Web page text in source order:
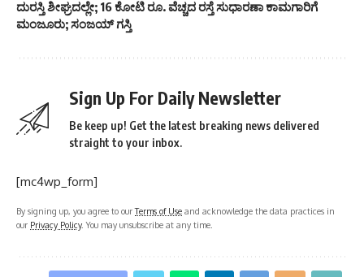
ದುರಸ್ತಿ ಶೀಘ್ರದಲ್ಲೇ; 16 ಕೋಟಿ ರೂ. ವೆಚ್ಚದ ರಸ್ತೆ ಸುಧಾರಣಾ ಕಾಮಗಾರಿಗೆ
ಮಂಜೂರು; ಸಂಜಯ್ ಗಸ್ತಿ
Sign Up For Daily Newsletter
Be keep up! Get the latest breaking news delivered
straight to your inbox.
[mc4wp_form]
By signing up, you agree to ourTerms of Use and acknowledge the data practices in
our Privacy Policy. You may unsubscribe at any time.